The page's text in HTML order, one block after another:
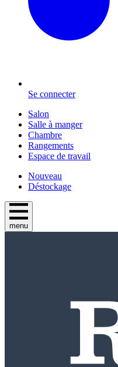
Se connecter
Salon
Salle à manger
Chambre
Rangements
Espace de travail
Nouveau
Déstockage
menu